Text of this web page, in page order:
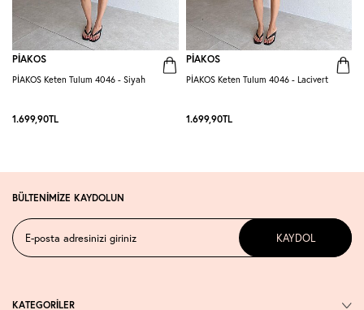
PİAKOS
PİAKOS Keten Tulum 4046 - Siyah
1.699,90TL
PİAKOS
PİAKOS Keten Tulum 4046 - Lacivert
1.699,90TL
BÜLTENİMİZE KAYDOLUN
KAYDOL
KATEGORİLER